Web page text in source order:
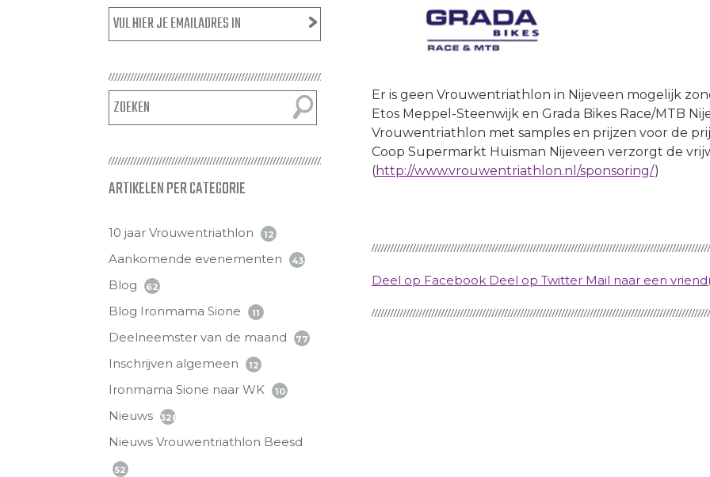
ARTIKELEN PER CATEGORIE
10 jaar Vrouwentriathlon 12
Aankomende evenementen 43
Blog 62
Blog Ironmama Sione 11
Deelneemster van de maand 77
Inschrijven algemeen 12
Ironmama Sione naar WK 10
Nieuws 328
Nieuws Vrouwentriathlon Beesd
52
Er is geen Vrouwentriathlon in Nijeveen mogelijk
Etos Meppel-Steenwijk en Grada Bikes Race/MTB
Vrouwentriathlon met samples en prijzen voor de
Coop Supermarkt Huisman Nijeveen verzorgt de
(http://www.vrouwentriathlon.nl/sponsoring/)
Deel op Facebook Deel op Twitter Mail naar een